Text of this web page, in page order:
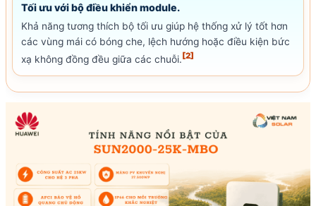
Tối ưu với bộ điều khiển module.
Khả năng tương thích bộ tối ưu giúp hệ thống xử lý tốt hơn
các vùng mái có bóng che, lệch hướng hoặc điều kiện bức
xạ không đồng đều giữa các chuỗi. [2]